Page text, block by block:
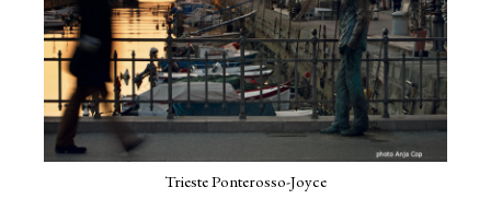
Trieste Ponterosso-Joyce